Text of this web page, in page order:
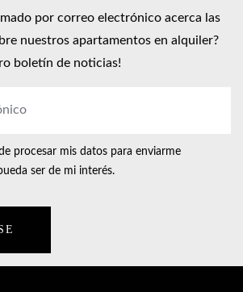
por correo electrónico acerca las
nuestros apartamentos en alquiler?
boletín de noticias!
procesar mis datos para enviarme
ser de mi interés.